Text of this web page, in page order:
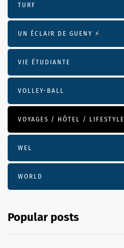
TURF
UN ÉCLAIR DE GUENY ⚡️
VIE ÉTUDIANTE
VOLLEY-BALL
VOYAGES / HÔTEL / LIFESTYLE
WEL
WORLD
Popular posts